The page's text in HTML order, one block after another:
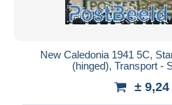
New Caledonia 1941 5C,
(hinged), Transport -
± 9,24